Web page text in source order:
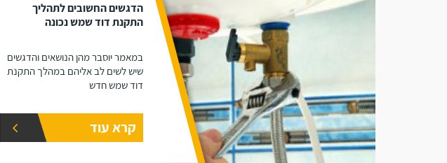
הדגשים החשובים לתהליך
התקנת דוד שמש נכונה
במאמר יוסבר מהן הנושאים והדגשים
שיש לשים לב אליהם במהלך התקנת
דוד שמש חדש
קרא עוד